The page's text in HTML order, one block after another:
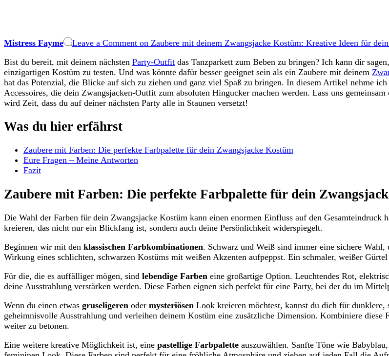
Mistress Fayme Leave a Commenton Zaubere mit deinem Zwangsjacke Kostüm: Kreative Ideen für
Bist du bereit, mit deinem nächsten Party-Outfit das Tanzparkett zum Beben zu bringen? Ich kann dir
einzigartigen Kostüm zu testen. Und was könnte dafür besser geeignet sein als ein Zaubere mit deinem
hat das Potenzial, die Blicke auf sich zu ziehen und ganz viel Spaß zu bringen. In diesem Artikel nehme
Accessoires, die dein Zwangsjacken-Outfit zum absoluten Hingucker machen werden. Lass uns
wird Zeit, dass du auf deiner nächsten Party alle in Staunen versetzt!
Was du hier erfährst
Zaubere mit Farben: Die perfekte Farbpalette für dein Zwangsjacke Kostüm
Eure Fragen – Meine Antworten
Fazit
Zaubere mit Farben: Die perfekte Farbpalette für dein
Die Wahl der Farben für dein Zwangsjacke Kostüm kann einen enormen Einfluss auf den
kreieren, das nicht nur ein Blickfang ist, sondern auch deine Persönlichkeit widerspiegelt.
Beginnen wir mit den klassischen Farbkombinationen. Schwarz und Weiß sind immer eine sichere
Wirkung eines schlichten, schwarzen Kostüms mit weißen Akzenten aufpeppst. Ein schmaler, weißer
Für die, die es auffälliger mögen, sind lebendige Farben eine großartige Option. Leuchtendes Rot,
deine Ausstrahlung verstärken werden. Diese Farben eignen sich perfekt für eine Party, bei der du im
Wenn du einen etwas gruseligeren oder mysteriösen Look kreieren möchtest, kannst du dich für
geheimnisvolle Ausstrahlung und verleihen deinem Kostüm eine zusätzliche Dimension. Kombiniere
weiter zu betonen.
Eine weitere kreative Möglichkeit ist, eine pastellige Farbpalette auszuwählen. Sanfte Töne wie